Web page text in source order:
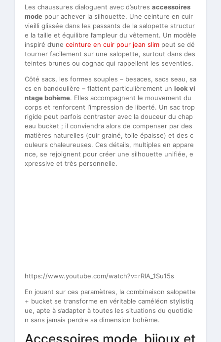
Les chaussures dialoguent avec d’autres accessoires
mode pour achever la silhouette. Une ceinture en cuir
vieilli glissée dans les passants de la salopette structur
e la taille et équilibre l’ampleur du vêtement. Un modèle
inspiré d’une ceinture en cuir pour jean slim peut se dé
tourner facilement sur une salopette, surtout dans des
teintes brunes ou cognac qui rappellent les seventies.
Côté sacs, les formes souples – besaces, sacs seau, sa
cs en bandoulière – flattent particulièrement un look vi
ntage bohème. Elles accompagnent le mouvement du
corps et renforcent l’impression de liberté. Un sac trop
rigide peut parfois contraster avec la douceur du chap
eau bucket ; il conviendra alors de compenser par des
matières naturelles (cuir grainé, toile épaisse) et des c
ouleurs chaleureuses. Ces détails, multiples en appare
nce, se rejoignent pour créer une silhouette unifiée, e
xpressive et très personnelle.
https://www.youtube.com/watch?v=rRIA_1Su15s
En jouant sur ces paramètres, la combinaison salopette
+ bucket se transforme en véritable caméléon stylistiq
ue, apte à s’adapter à toutes les situations du quotidie
n sans jamais perdre sa dimension bohème.
Accessoires mode, bijoux et